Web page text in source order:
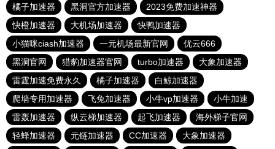
橘子加速器
黑洞官方加速器
2023免费加速神器
快橙加速器
大机场加速器
快鸭加速器
小猫咪ciash加速器
一元机场最新官网
优云666
黑洞官网
猎豹加速器官网 turbo加速器
大象加速器
雷霆加速免费永久
橘子加速器
白鲸加速器
爬墙专用加速器
飞兔加速器 小牛vp加速器
小牛加速
雷轰加速器
纵云梯加速器 起飞加速器
海外梯子官网
轻蜂加速器
元链加速器 CC加速器 大象加速器